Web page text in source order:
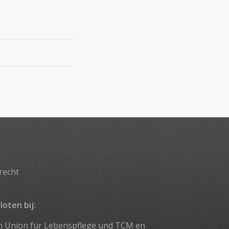
bij:
Union für Lebenspflege und TCM en